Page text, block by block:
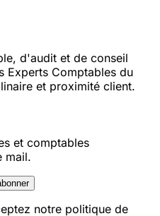
d'audit et de conseil
Experts Comptables du
et proximité client.
et comptables
mail.
notre politique de